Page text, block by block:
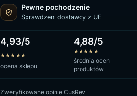
Pewne pochodzenie
Sprawdzeni dostawcy z UE
4,93/5
★★★ ★★
ocena sklepu
4,88/5
★★★★ ★
średnia ocen
produktów
Zweryfikowane opinie CusRev